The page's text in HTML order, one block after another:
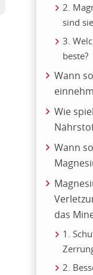
2.
sind
3.
beste?
Wann
Wie
Wann
das
1.
2.